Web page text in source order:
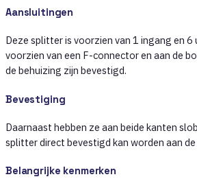
Aansluitingen
Deze splitter is voorzien van 1 ingang en
voorzien van een F-connector en aan de
de behuizing zijn bevestigd.
Bevestiging
Daarnaast hebben ze aan beide kanten
splitter direct bevestigd kan worden aan de
Belangrijke kenmerken